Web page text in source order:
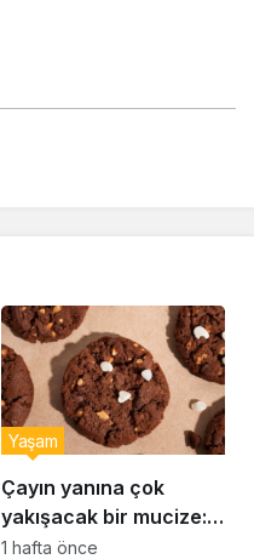
Çayın yanına çok
yakışacak bir mucize:
Brownie tadında ıslak
Yaşam
1 hafta önce